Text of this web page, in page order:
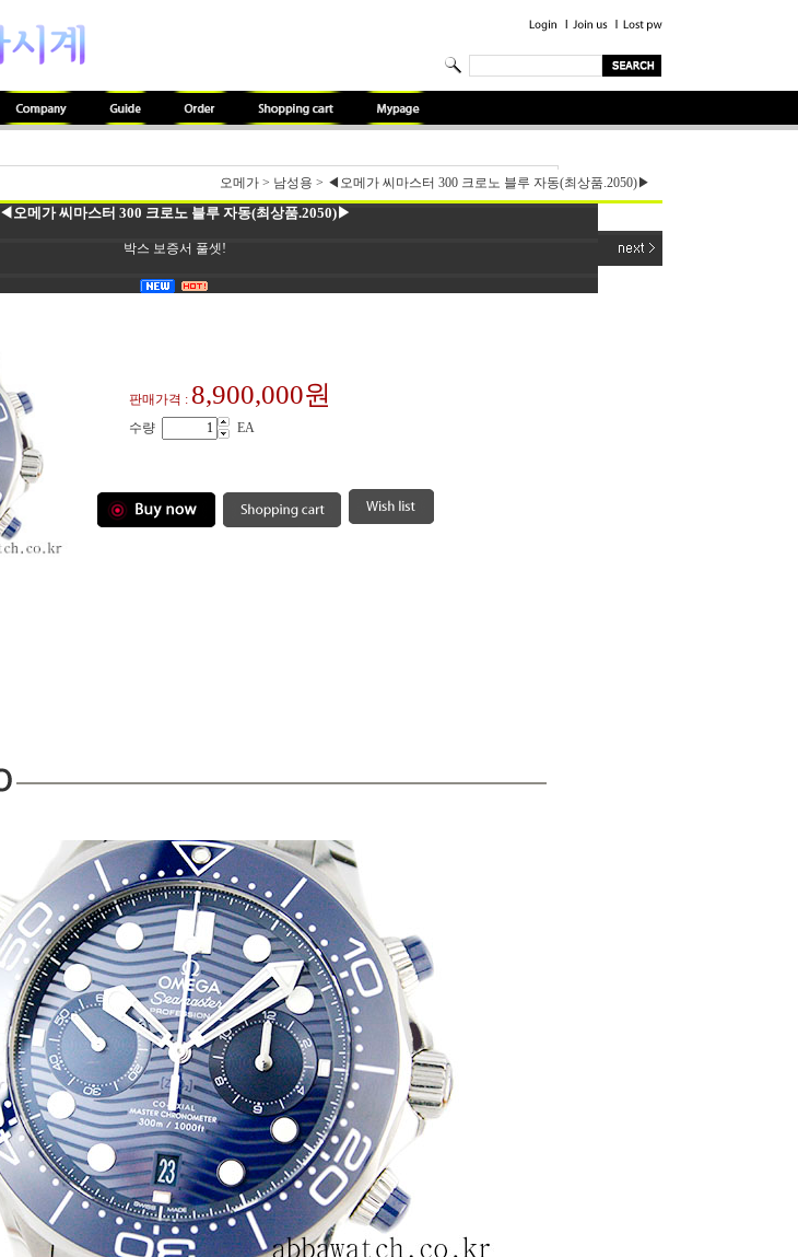
오메가 > 남성용 > ◀오메가 씨마스터 300 크로노 블루 자동(최상품.2050)▶
◀오메가 씨마스터 300 크로노 블루 자동(최상품.2050)▶
박스 보증서 풀셋!
판매가격 : 8,900,000원
수량 EA